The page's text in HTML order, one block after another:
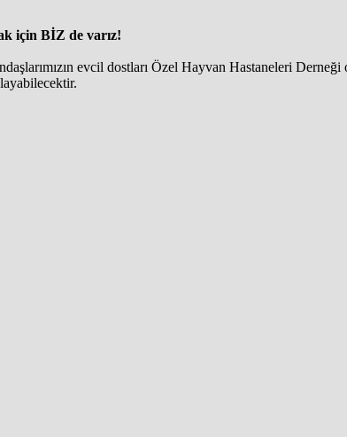
için BİZ de varız!
evcil dostları Özel Hayvan Hastaneleri